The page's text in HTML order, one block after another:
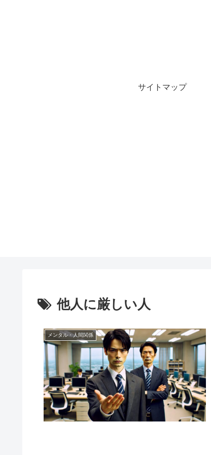
サイトマップ
他人に厳しい人
メンタル・人間関係